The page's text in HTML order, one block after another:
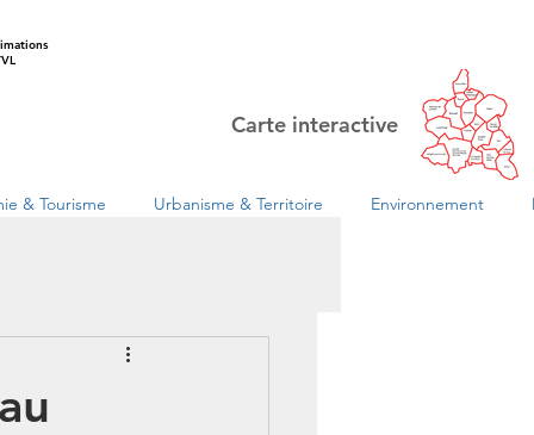
Carte interactive
& Tourisme Urbanisme & Territoire Environnement